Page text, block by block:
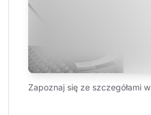
Zapoznaj się ze szczegółami w